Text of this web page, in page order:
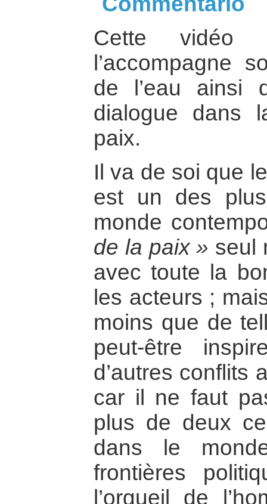
Cette
l’accompagne
de l’eau ainsi
dialogue dans
paix.
Il va de soi que
est un des
monde
de la paix » seul
avec toute la
les acteurs ;
moins que de
peut-être
d’autres conflits
car il ne faut
plus de deux
dans le
frontières
l’orgueil de